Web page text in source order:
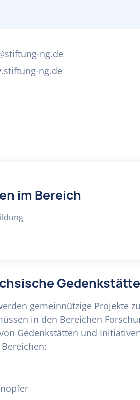
ng.de
ng.de
im Bereich
gemeinnützige Projekte
in den Bereichen
Gedenkstätten und